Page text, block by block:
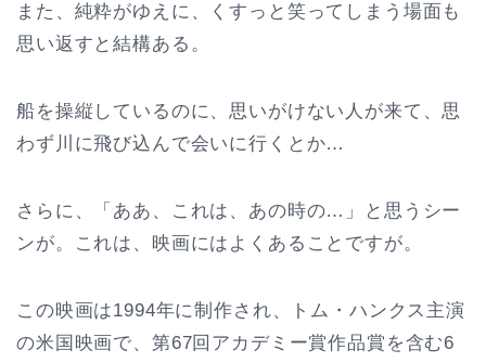
また、純粋がゆえに、くすっと笑ってしまう場面も
思い返すと結構ある。
船を操縦しているのに、思いがけない人が来て、思
わず川に飛び込んで会いに行くとか…
さらに、「ああ、これは、あの時の…」と思うシー
ンが。これは、映画にはよくあることですが。
この映画は1994年に制作され、トム・ハンクス主演
の米国映画で、第67回アカデミー賞作品賞を含む6